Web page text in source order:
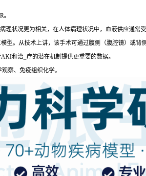
状况更为相关，在人体病理状况中，血液供应通常
型。从技术上讲，该手术可通过腹侧（腹腔镜）或
和治_疗的潜在机制提供更重要的数据。
察、免疫组织化学。